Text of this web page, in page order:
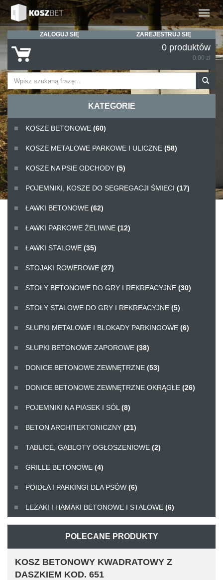
Rozwiń
ZALOGUJ SIĘ ZAREJESTRUJ SIĘ
0 produktów
0.00 zł
KATEGORIE
KOSZE BETONOWE (60)
KOSZE METALOWE PARKOWE I ULICZNE (58)
KOSZE NA PSIE ODCHODY (5)
POJEMNIKI, KOSZE DO SEGREGACJI ŚMIECI (17)
ŁAWKI BETONOWE (62)
ŁAWKI PARKOWE ŻELIWNE (12)
ŁAWKI STALOWE (35)
STOJAKI ROWEROWE (27)
STOŁY BETONOWE DO GRY I REKREACYJNE (30)
STOŁY STALOWE DO GRY I REKREACYJNE (5)
SŁUPKI METALOWE I BLOKADY PARKINGOWE (6)
SŁUPKI BETONOWE ZAPOROWE (38)
DONICE BETONOWE ZEWNĘTRZNE (53)
DONICE BETONOWE ZEWNĘTRZNE OKRĄGŁE (26)
POJEMNIKI NA PIASEK I SÓL (8)
BETON ARCHITEKTONICZNY (21)
TABLICE, GABLOTY OGŁOSZENIOWE (2)
GRILLE BETONOWE (4)
POIDŁA I PARKINGI DLA PSÓW (6)
LEŻAKI I HAMAKI BETONOWE I STALOWE (6)
POLECANE PRODUKTY
KOSZ BETONOWY KWADRATOWY Z
DASZKIEM KOD. 651